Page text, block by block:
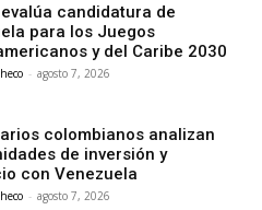
candidatura de
para los Juegos
y del Caribe 2030
- agosto 7, 2026
colombianos analizan
de inversión y
con Venezuela
- agosto 7, 2026